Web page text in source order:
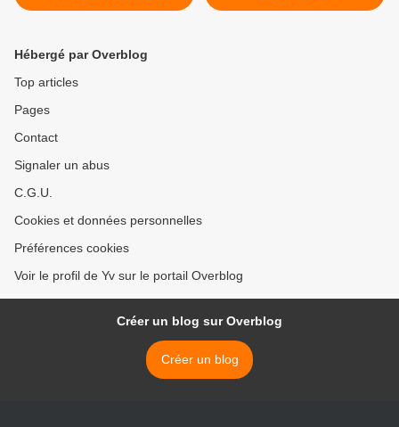
Hébergé par Overblog
Top articles
Pages
Contact
Signaler un abus
C.G.U.
Cookies et données personnelles
Préférences cookies
Voir le profil de Yv sur le portail Overblog
Créer un blog sur Overblog
Créer un blog